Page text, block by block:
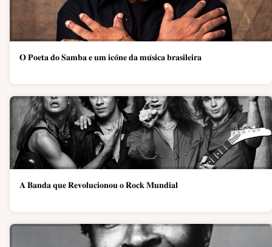
𝐎 𝐏𝐨𝐞𝐭𝐚 𝐝𝐨 𝐒𝐚𝐦𝐛𝐚 𝐞 𝐮𝐦 𝐢𝐜𝐨̂𝐧𝐞 𝐝𝐚 𝐦𝐮́𝐬𝐢𝐜𝐚 𝐛𝐫𝐚𝐬𝐢𝐥𝐞𝐢𝐫𝐚
𝐀 𝐁𝐚𝐧𝐝𝐚 𝐪𝐮𝐞 𝐑𝐞𝐯𝐨𝐥𝐮𝐜𝐢𝐨𝐧𝐨𝐮 𝐨 𝐑𝐨𝐜𝐤 𝐌𝐮𝐧𝐝𝐢𝐚𝐥